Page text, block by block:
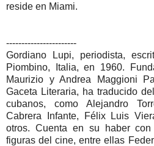
reside en Miami.
-----------------------
Gordiano Lupi, periodista,
Piombino, Italia, en 1960.
Maurizio y Andrea Maggioni
Gaceta Literaria, ha traducido
cubanos, como Alejandro
Cabrera Infante, Félix Luis
otros. Cuenta en su haber
figuras del cine, entre ellas